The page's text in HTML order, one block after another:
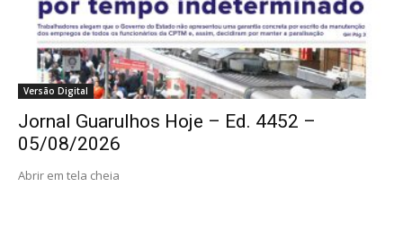
Versão Digital
Jornal Guarulhos Hoje – Ed. 4452 –
05/08/2026
Abrir em tela cheia